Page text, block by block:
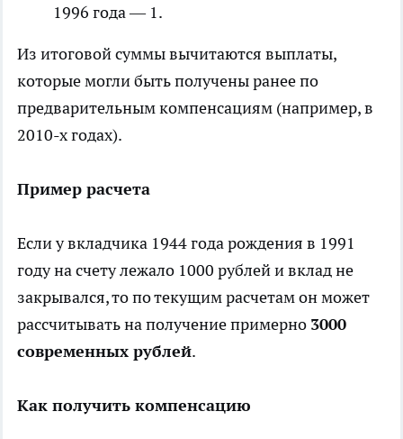
1996 года — 1.
Из итоговой суммы вычитаются выплаты,
которые могли быть получены ранее по
предварительным компенсациям (например, в
2010-х годах).
Пример расчета
Если у вкладчика 1944 года рождения в 1991
году на счету лежало 1000 рублей и вклад не
закрывался, то по текущим расчетам он может
рассчитывать на получение примерно 3000
современных рублей.
Как получить компенсацию